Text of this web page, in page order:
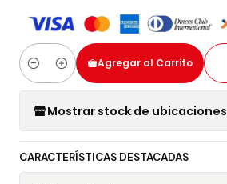
Cantidad
Agregar al Carrito
Mostrar stock de ubicaciones
CARACTERÍSTICAS DESTACADAS